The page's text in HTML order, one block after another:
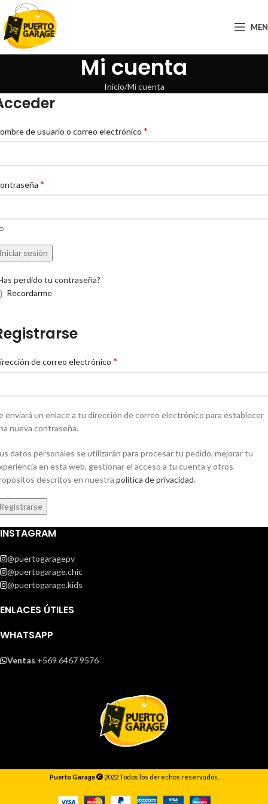
Mi cuenta
Inicio Mi cuenta
de usuario o correo electrónico *
*
sesión
perdido tu contraseña?
Recordarme
de correo electrónico *
enviará un enlace a tu dirección de correo electrónico para establecer
nueva contraseña.
datos personales se utilizarán para procesar tu pedido, mejorar tu
en esta web, gestionar el acceso a tu cuenta y otros
descritos en nuestra política de privacidad.
INSTAGRAM
@puertogaragepv
@puertogarage.chic
@puertogarage.kids
ENLACES ÚTILES
WHATSAPP
Ventas +569 6467 9576
Puerto Garage 2022 Todos los derechos reservados.